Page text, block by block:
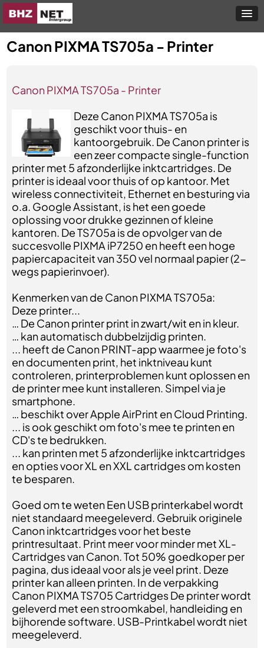
Canon PIXMA TS705a - Printer
Canon PIXMA TS705a - Printer
Deze Canon PIXMA TS705a is
geschikt voor thuis- en
kantoorgebruik. De Canon printer is
een zeer compacte single-function
printer met 5 afzonderlijke inktcartridges. De
printer is ideaal voor thuis of op kantoor. Met
wireless connectiviteit, Ethernet en besturing via
o.a. Google Assistant, is het een goede
oplossing voor drukke gezinnen of kleine
kantoren. De TS705a is de opvolger van de
succesvolle PIXMA iP7250 en heeft een hoge
papiercapaciteit van 350 vel normaal papier (2-
wegs papierinvoer).
Kenmerken van de Canon PIXMA TS705a:
Deze printer...
… De Canon printer print in zwart/wit en in kleur.
… kan automatisch dubbelzijdig printen.
... heeft de Canon PRINT-app waarmee je foto's
en documenten print, het inktniveau kunt
controleren, printerproblemen kunt oplossen en
de printer mee kunt installeren. Simpel via je
smartphone.
… beschikt over Apple AirPrint en Cloud Printing.
... is ook geschikt om foto's mee te printen en
CD's te bedrukken.
... kan printen met 5 afzonderlijke inktcartridges
en opties voor XL en XXL cartridges om kosten
te besparen.
Goed om te weten Een USB printerkabel wordt
niet standaard meegeleverd. Gebruik originele
Canon inktcartridges voor het beste
printresultaat. Print meer voor minder met XL-
Cartridges van Canon. Tot 50% goedkoper per
pagina, dus ideaal voor als je veel print. Deze
printer kan alleen printen. In de verpakking
Canon PIXMA TS705 Cartridges De printer wordt
geleverd met een stroomkabel, handleiding en
bijhorende software. USB-Printkabel wordt niet
meegeleverd.